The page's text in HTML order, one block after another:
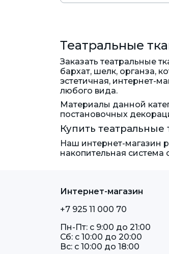
пайетки
пайетки Копейка
пайетки на бархате-
полосы
пайетки на масле
пайетки на сетке
пайетки на сетке-
пайетки на сетке-
пайетки на трикотаже
перл шифон
плательная ткань
плательное плиссе
плюш минки
150 см
152 см
155 см
157 см
160 см
280 см
Театральные
Заказать театральные
бархат, шелк, органза,
эстетичная, интернет-
любого вида.
Материалы данной
постановочных
Купить
Наш интернет-магазин
накопительная система
Интернет-магазин
+7 925 11 000 70
Пн-Пт: c 9:00 до 21:00
Сб: c 10:00 до 20:00
Вс: c 10:00 до 18:00